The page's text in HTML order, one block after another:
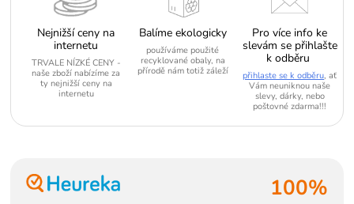
Nejnižší ceny na
internetu
TRVALE NÍZKÉ CENY -
naše zboží nabízíme za
ty nejnižší ceny na
internetu
Balíme ekologicky
používáme použité
recyklované obaly, na
přírodě nám totiž záleží
Pro více info ke
slevám se přihlašte
k odběru
přihlaste se k odběru, ať
Vám neuniknou naše
slevy, dárky, nebo
poštovné zdarma!!!
100%